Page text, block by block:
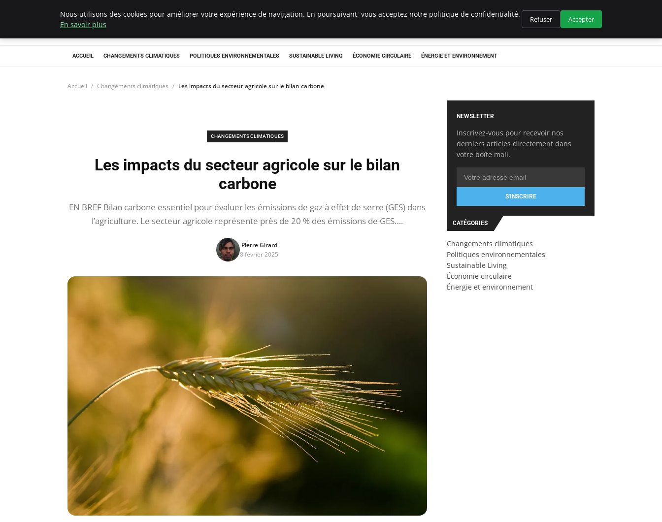
Climategatecountryclub.com
ACCUEIL CHANGEMENTS CLIMATIQUES POLITIQUES ENVIRONNEMENTALES SUSTAINABLE LIVING ÉCONOMIE CIRCULAIRE ÉNERGIE ET ENVIRONNEMENT
Accueil Changements climatiques Les impacts du secteur agricole sur le bilan carbone
CHANGEMENTS CLIMATIQUES
Les impacts du secteur agricole sur le bilan
carbone
EN BREF Bilan carbone essentiel pour évaluer les émissions de gaz à effet de serre (GES) dans
l’agriculture. Le secteur agricole représente près de 20 % des émissions de GES….
Pierre Girard
8 février 2025
NEWSLETTER
Inscrivez-vous pour recevoir nos
derniers articles directement dans
votre boîte mail.
S'INSCRIRE
CATÉGORIES
Changements climatiques
Politiques environnementales
Sustainable Living
Économie circulaire
Énergie et environnement
Nous utilisons des cookies pour améliorer votre expérience de navigation. En poursuivant, vous acceptez notre politique de confidentialité.
En savoir plus
Refuser Accepter